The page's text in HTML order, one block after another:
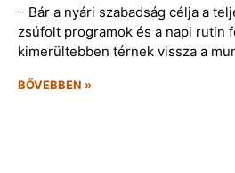
– Bár a nyári szabadság célja a
zsúfolt programok és a napi rutin
kimerültebben térnek vissza a
BŐVEBBEN »